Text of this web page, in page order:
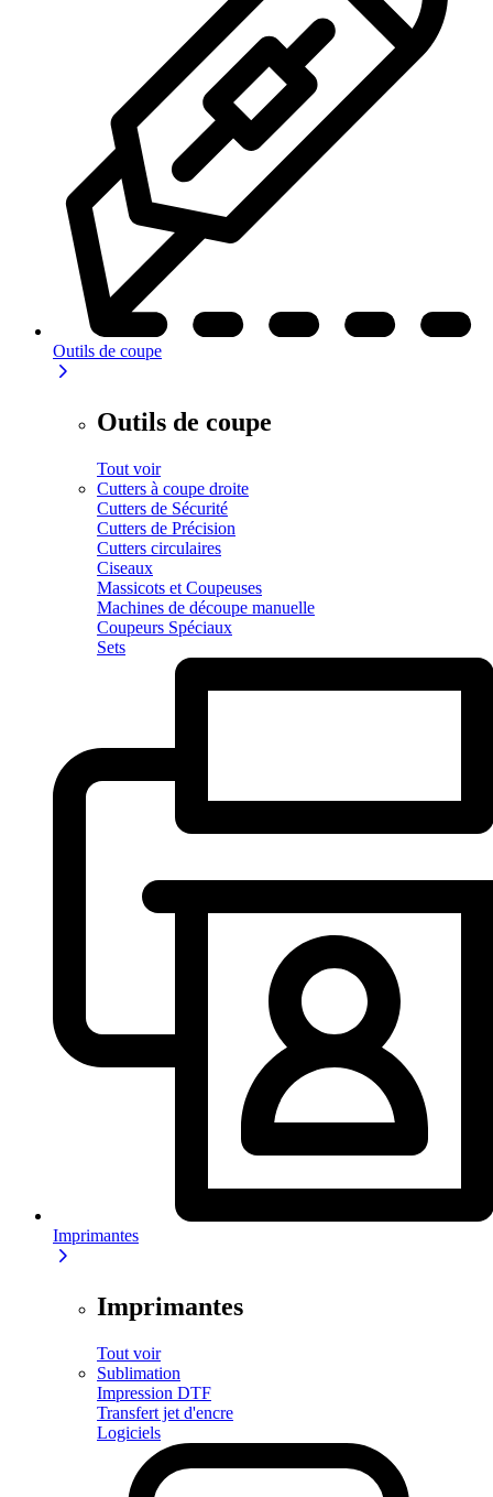
Outils de coupe
Outils de coupe
Tout voir
Cutters à coupe droite
Cutters de Sécurité
Cutters de Précision
Cutters circulaires
Ciseaux
Massicots et Coupeuses
Machines de découpe manuelle
Coupeurs Spéciaux
Sets
Imprimantes
Imprimantes
Tout voir
Sublimation
Impression DTF
Transfert jet d'encre
Logiciels